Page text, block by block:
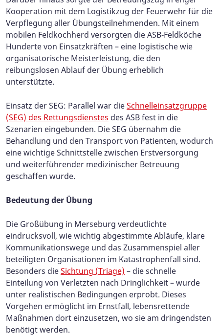
Kooperation mit dem Logistikzug der Feuerwehr für die
Verpflegung aller Übungsteilnehmenden. Mit einem
mobilen Feldkochherd versorgten die ASB-Feldköche
Hunderte von Einsatzkräften – eine logistische wie
organisatorische Meisterleistung, die den
reibungslosen Ablauf der Übung erheblich
unterstützte.
Einsatz der SEG: Parallel war dieSchnelleinsatzgruppe
(SEG) des Rettungsdienstes des ASB fest in die
Szenarien eingebunden. Die SEG übernahm die
Behandlung und den Transport von Patienten, wodurch
eine wichtige Schnittstelle zwischen Erstversorgung
und weiterführender medizinischer Betreuung
geschaffen wurde.
Bedeutung der Übung
Die Großübung in Merseburg verdeutlichte
eindrucksvoll, wie wichtig abgestimmte Abläufe, klare
Kommunikationswege und das Zusammenspiel aller
beteiligten Organisationen im Katastrophenfall sind.
Besonders dieSichtung (Triage) – die schnelle
Einteilung von Verletzten nach Dringlichkeit – wurde
unter realistischen Bedingungen erprobt. Dieses
Vorgehen ermöglicht im Ernstfall, lebensrettende
Maßnahmen dort einzusetzen, wo sie am dringendsten
benötigt werden.